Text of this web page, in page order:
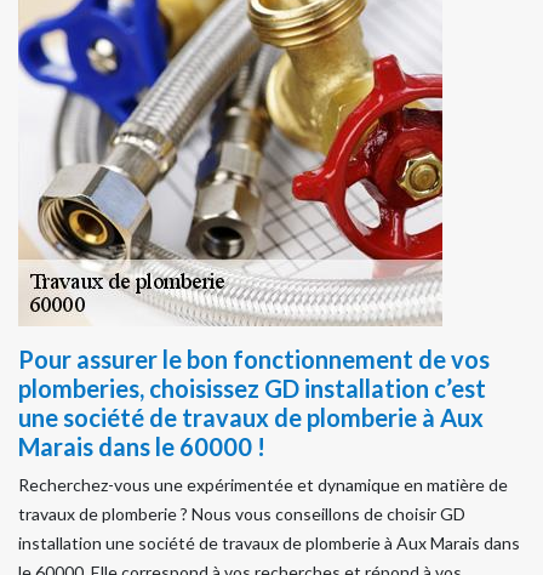
Pour assurer le bon fonctionnement de vos
plomberies, choisissez GD installation c’est
une société de travaux de plomberie à Aux
Marais dans le 60000 !
Recherchez-vous une expérimentée et dynamique en matière de
travaux de plomberie ? Nous vous conseillons de choisir GD
installation une société de travaux de plomberie à Aux Marais dans